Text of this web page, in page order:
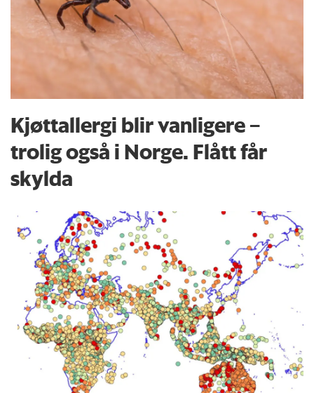
Kjøttallergi blir vanligere –
trolig også i Norge. Flått får
skylda